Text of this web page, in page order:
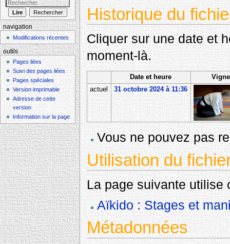
Historique du
Cliquer sur une date et
moment-là.
Date et heure
actuel
31 octobre 2024 à 11:36
Vous ne pouvez pas
Utilisation du
La page suivante utilise
Aïkido : Stages et
Métadonnées
navigation
Modifications récentes
outils
Pages liées
Suivi des pages liées
Pages spéciales
Version imprimable
Adresse de cette
version
Information sur la page